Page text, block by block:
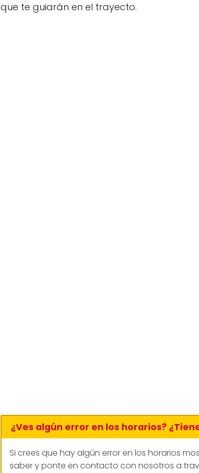
que te guiarán en el trayecto.
¿Ves algún error en los horarios?
Si crees que hay algún error en los horarios
saber y ponte en contacto con nosotros a